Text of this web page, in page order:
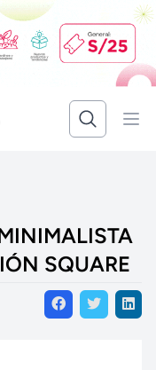
SQUARE